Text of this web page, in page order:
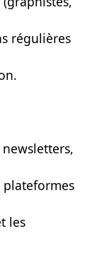
régulières
plateformes
les